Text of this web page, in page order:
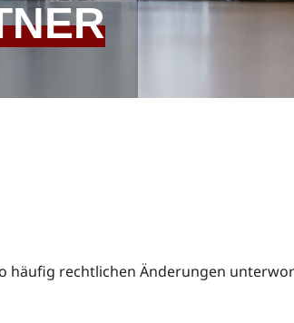
rechtlichen Änderungen